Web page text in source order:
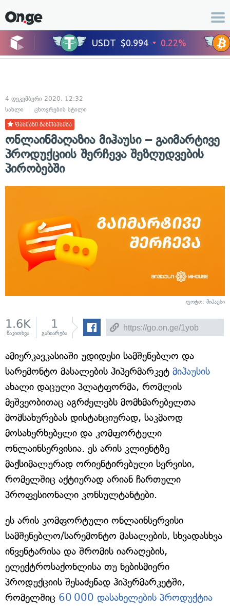
4 დეკემბერი 2020, 12:32
სახლი
ცხოვრების სტილი
ფასიანი განთავსება
ონლაინმაღაზია მიჰაუსი – გაიმარტივე
პროდუქციის შერჩევა შეზღუდვების
პირობებში
ფოტო: მიჰაუსი
1.6K
წაკითხვა
1
გაზიარება
ამიერკავკასიაში უდიდესი სამშენებლო და
სარემონტო მასალების ჰიპერმარკეტ მიჰაუსის
ახალი დაცული პლატფორმა, რომლის
მეშვეობითაც აგრძელებს მომხმარებელთა
მომსახურებას დისტანციურად, საკმაოდ
მოსახერხებელი და კომფორტული
ონლაინსერვისია. ეს არის კლიენტზე
მაქსიმალურად ორიენტირებული სერვისი,
რომელშიც აქტიურად არიან ჩართული
პროფესიონალი კონსულტანტები.
ეს არის კომფორტული ონლაინსერვისი
სამშენებლო/სარემონტო მასალების, სხვადასხვა
ინვენტარისა და შრომის იარაღების,
ელექტროსაქონლისა თუ ნებისმიერი
პროდუქციის შესაძენად ჰიპერმარკეტში,
რომელშიც 60 000 დასახელების პროდუქტია